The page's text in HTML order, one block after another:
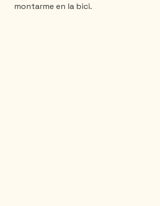
montarme en la bici.